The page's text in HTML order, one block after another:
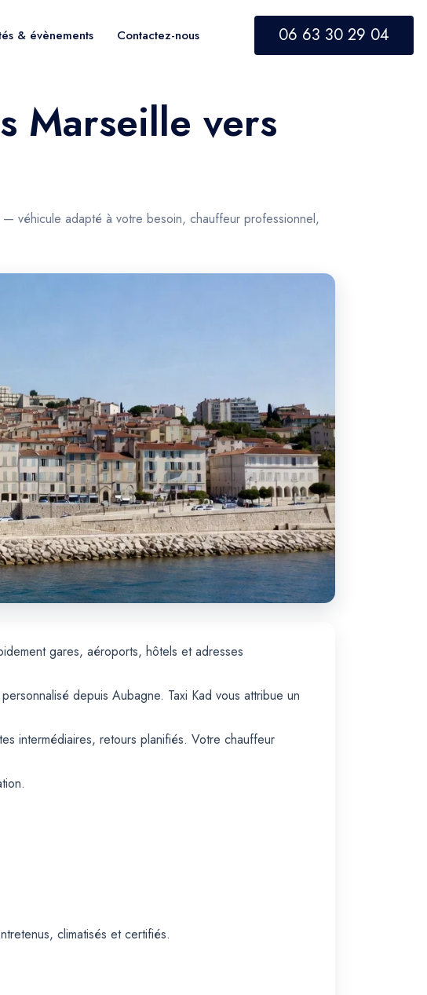
& évènements Contactez-nous 06 63 30 29 04
Marseille vers
véhicule adapté à votre besoin, chauffeur professionnel,
gares, aéroports, hôtels et adresses
depuis Aubagne. Taxi Kad vous attribue un
intermédiaires, retours planifiés. Votre chauffeur
climatisés et certifiés.